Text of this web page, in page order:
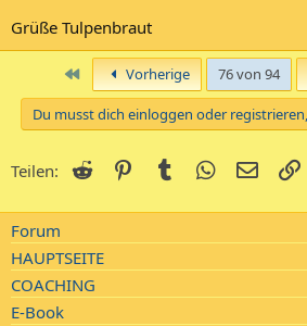
Grüße Tulpenbraut
Erste Vorherige 76 von 94
Du musst dich einloggen oder
Teilen: Reddit PinterestTumblr WhatsApp
E-Mail
Forum
HAUPTSEITE
COACHING
E-Book